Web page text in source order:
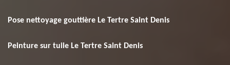
Pose nettoyage gouttière Le Tertre Saint Denis
Peinture sur tuile Le Tertre Saint Denis